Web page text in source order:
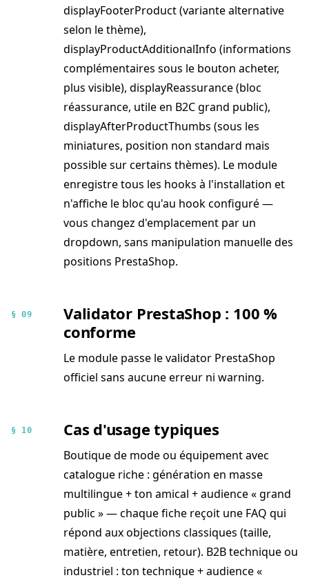
displayFooterProduct (variante alternative
selon le thème),
displayProductAdditionalInfo (informations
complémentaires sous le bouton acheter,
plus visible), displayReassurance (bloc
réassurance, utile en B2C grand public),
displayAfterProductThumbs (sous les
miniatures, position non standard mais
possible sur certains thèmes). Le module
enregistre tous les hooks à l'installation et
n'affiche le bloc qu'au hook configuré —
vous changez d'emplacement par un
dropdown, sans manipulation manuelle des
positions PrestaShop.
§ 09
Validator PrestaShop : 100 %
conforme
Le module passe le validator PrestaShop
officiel sans aucune erreur ni warning.
§ 10 Cas d'usage typiques
Boutique de mode ou équipement avec
catalogue riche : génération en masse
multilingue + ton amical + audience « grand
public » — chaque fiche reçoit une FAQ qui
répond aux objections classiques (taille,
matière, entretien, retour). B2B technique ou
industriel : ton technique + audience «